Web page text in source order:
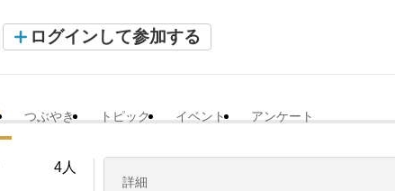
ログインして参加する
つぶやき トピック イベント アンケート
詳細
4人